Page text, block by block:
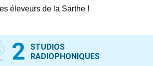
éleveurs de la Sarthe !
2
STUDIOS
RADIOPHONIQUES